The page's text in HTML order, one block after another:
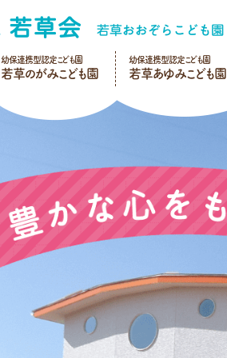
幼保連携型認定こども園
若草のがみこども園
幼保連携型認定こども園
若草あゆみこども園